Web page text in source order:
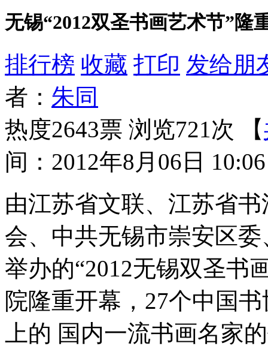
无锡“2012双圣书画艺术节”隆
排行榜 收藏 打印 发给朋
者： 朱同
热度2643票 浏览721次 【
间：2012年8月06日 10:06
由江苏省文联、江苏省
会、中共无锡市崇安区
举办的“2012无锡双圣书
院隆重开幕，27个中国
上的 国内一流书画名家